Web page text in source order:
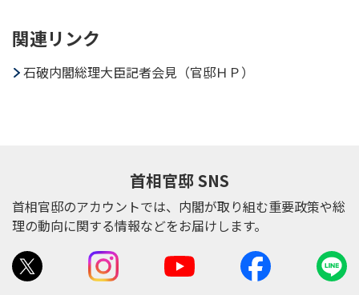
関連リンク
石破内閣総理大臣記者会見（官邸ＨＰ）
首相官邸 SNS
首相官邸のアカウントでは、内閣が取り組む重要政策や総
理の動向に関する情報などをお届けします。